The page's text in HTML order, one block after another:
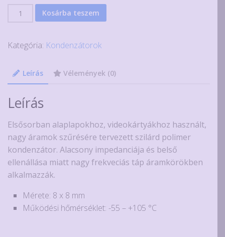
560uF
célú
polimer
kondenzátor
mennyiség
Kosárba teszem
Kategória: Kondenzátorok
Leírás Vélemények (0)
Leírás
Elsősorban alaplapokhoz, videokártyákhoz használt,
nagy áramok szűrésére tervezett szilárd polimer
kondenzátor. Alacsony impedanciája és belső
ellenállása miatt nagy frekveciás táp áramkörökben
alkalmazzák.
Mérete: 8 x 8 mm
Működési hőmérséklet: -55 – +105 °C